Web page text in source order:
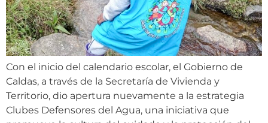
Con el inicio del calendario escolar, el Gobierno de
Caldas, a través de la Secretaría de Vivienda y
Territorio, dio apertura nuevamente a la estrategia
Clubes Defensores del Agua, una iniciativa que